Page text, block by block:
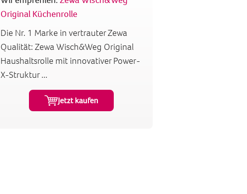
Original Küchenrolle
Die Nr. 1 Marke in vertrauter Zewa
Qualität: Zewa Wisch&Weg Original
Haushaltsrolle mit innovativer Power-
X-Struktur ...
Jetzt kaufen